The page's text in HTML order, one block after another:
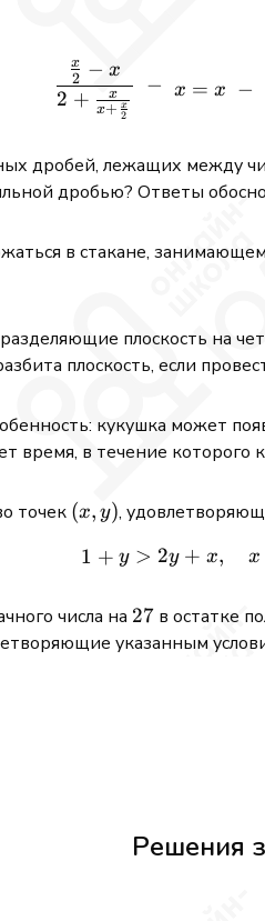
2 + x+ 2
x
x
2
x − x
− x = x −
дробей, лежащих между
дробью? Ответы
в стакане, занимающем
плоскость на
плоскость, если
кукушка может
время, в течение которого
точек (x,y)
(x, y),
1
1 + y > 2y + x, x
числа на 27
27 в остатке
указанным
Решения